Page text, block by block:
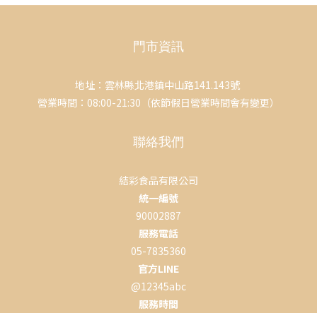
門市資訊
地址：雲林縣北港鎮中山路141.143號
營業時間：08:00-21:30（依節假日營業時間會有變更）
聯絡我們
結彩食品有限公司
統一編號
90002887
服務電話
05-7835360
官方LINE
@12345abc
服務時間